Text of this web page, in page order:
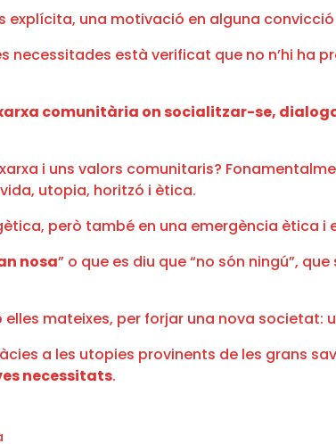
una motivació en alguna
necessitades està verificat que no n’hi ha
comunitària on socialitzar-se,
i uns valors comunitaris?
utopia, horitzó i ètica.
però també en una emergència ètica
nosa” o que es diu que “no són ningú”,
mateixes, per forjar una nova societat:
a les utopies provinents de les grans
necessitats.